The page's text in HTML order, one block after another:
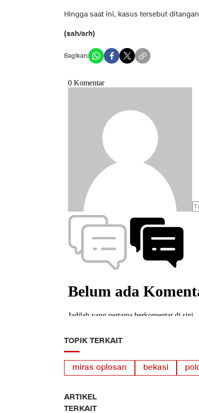
Hingga saat ini, kasus tersebut
(sah/arh)
Bagikan:
TOPIK TERKAIT
miras oplosan bekasi
ARTIKEL
TERKAIT